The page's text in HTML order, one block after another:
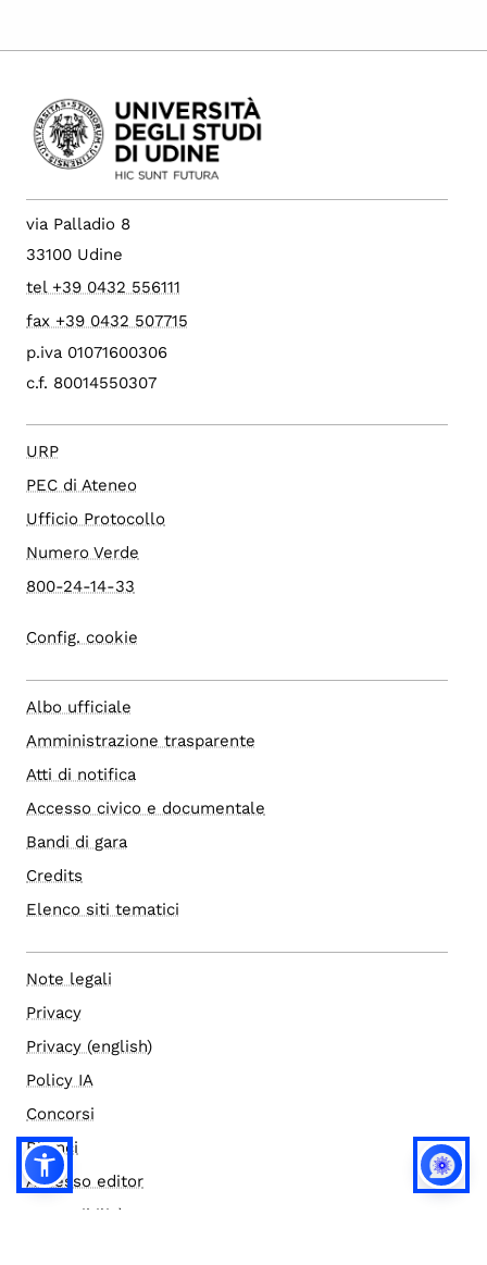
via Palladio 8
33100 Udine
tel +39 0432 556111
fax +39 0432 507715
p.iva 01071600306
c.f. 80014550307
URP
PEC di Ateneo
Ufficio Protocollo
Numero Verde
800-24-14-33
Config. cookie
Albo ufficiale
Amministrazione trasparente
Atti di notifica
Accesso civico e documentale
Bandi di gara
Credits
Elenco siti tematici
Note legali
Privacy
Privacy (english)
Policy IA
Concorsi
Bilanci
Accesso editor
Accessibilità